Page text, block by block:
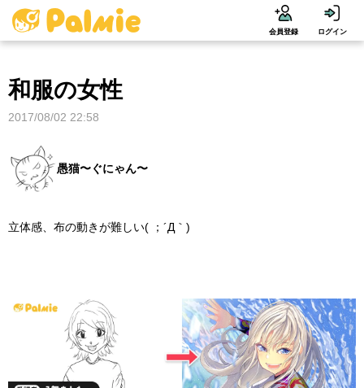
会員登録 ログイン
和服の女性
2017/08/02 22:58
愚猫〜ぐにゃん〜
立体感、布の動きが難しい( ；´Д｀)